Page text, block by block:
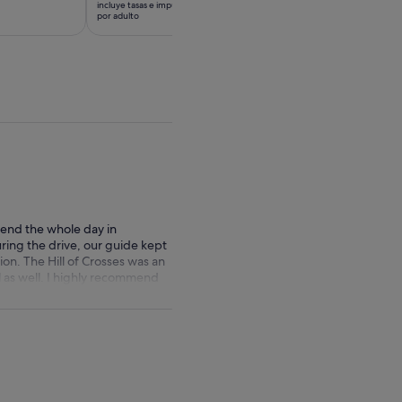
es
incluye tasas e impuestos
por adulto
the whole day in
the drive, our guide kept
The Hill of Crosses was an
well. I highly recommend